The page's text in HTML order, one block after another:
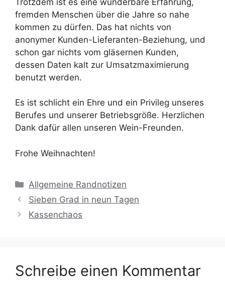
fremden Menschen über die Jahre so nahe
kommen zu dürfen. Das hat nichts von
anonymer Kunden-Lieferanten-Beziehung, und
schon gar nichts vom gläsernen Kunden,
dessen Daten kalt zur Umsatzmaximierung
benutzt werden.
Es ist schlicht ein Ehre und ein Privileg unseres
Berufes und unserer Betriebsgröße. Herzlichen
Dank dafür allen unseren Wein-Freunden.
Frohe Weihnachten!
Kategorien
Allgemeine Randnotizen
Sieben Grad in neun Tagen
Kassenchaos
Schreibe einen Kommentar